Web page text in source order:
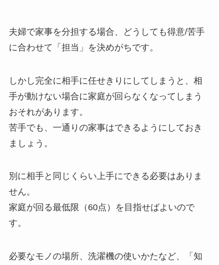
夫婦で家事を分担する場合、どうしても得意/苦手
に合わせて「担当」を決めがちです。
しかし完全に相手に任せきりにしてしまうと、相
手が動けない場合に家庭が回らなくなってしまう
おそれがあります。
苦手でも、一通りの家事はできるようにしておき
ましょう。
別に相手と同じくらい上手にできる必要はありま
せん。
家庭が回る最低限（60点）を目指せばよいので
す。
必要なモノの場所、洗濯機の使いかたなど、「知